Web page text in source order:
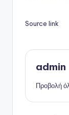
Source link
admin
Προβολή